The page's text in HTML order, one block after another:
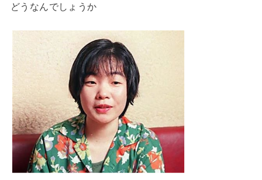
どうなんでしょうか